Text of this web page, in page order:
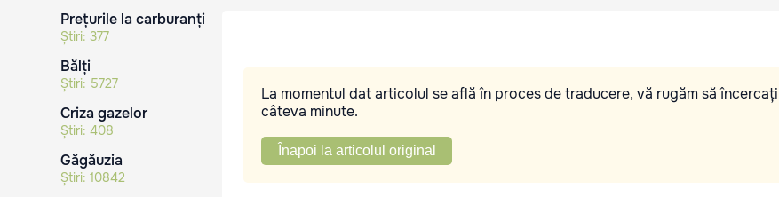
Prețurile la carburanți
Știri: 377
Bălți
Știri: 5727
Criza gazelor
Știri: 408
Găgăuzia
Știri: 10842
La momentul dat articolul se află în proces de traducere, vă rugăm să
câteva minute.
Înapoi la articolul original